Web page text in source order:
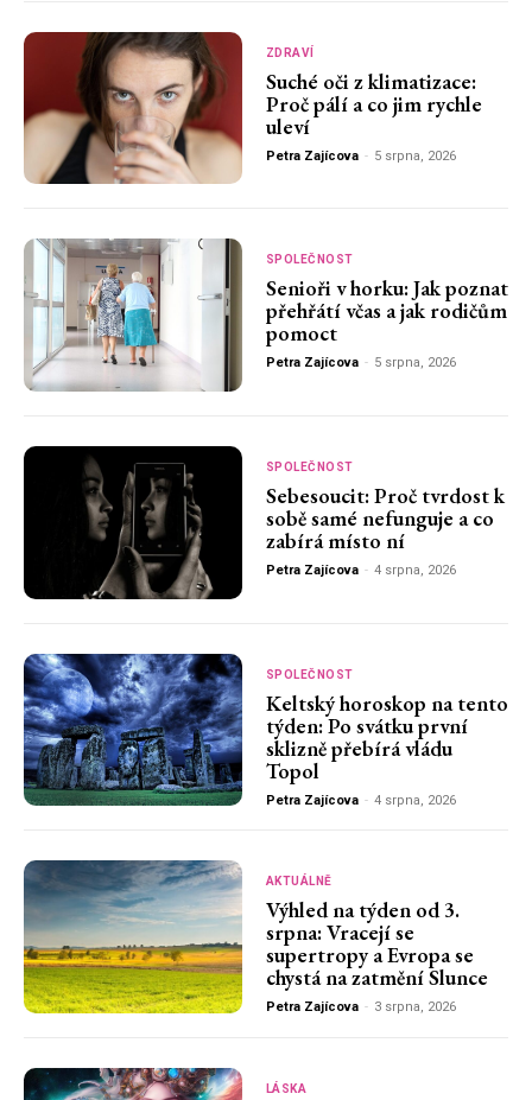
ZDRAVÍ
Suché oči z klimatizace:
Proč pálí a co jim rychle
uleví
Petra Zajícova - 5 srpna, 2026
SPOLEČNOST
Senioři v horku: Jak poznat
přehřátí včas a jak rodičům
pomoct
Petra Zajícova - 5 srpna, 2026
SPOLEČNOST
Sebesoucit: Proč tvrdost k
sobě samé nefunguje a co
zabírá místo ní
Petra Zajícova - 4 srpna, 2026
SPOLEČNOST
Keltský horoskop na tento
týden: Po svátku první
sklizně přebírá vládu
Topol
Petra Zajícova - 4 srpna, 2026
AKTUÁLNĚ
Výhled na týden od 3.
srpna: Vracejí se
supertropy a Evropa se
chystá na zatmění Slunce
Petra Zajícova - 3 srpna, 2026
LÁSKA